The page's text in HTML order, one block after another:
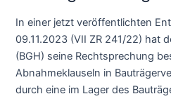
In einer jetzt veröffentlichten
09.11.2023 (VII ZR 241/22) hat
(BGH) seine Rechtsprechung
Abnahmeklauseln in
durch eine im Lager des
und
Verjährung